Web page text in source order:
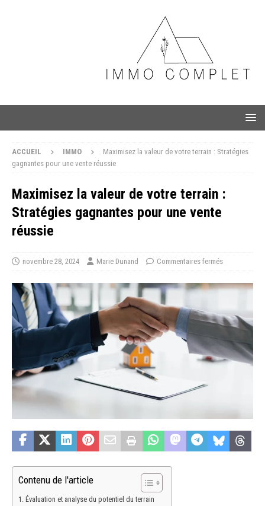
ACCUEIL IMMO
Maximisez la valeur de votre terrain : Stratégies
gagnantes pour une vente réussie
Maximisez la valeur de votre terrain :
Stratégies gagnantes pour une vente
réussie
novembre 28, 2024 Marie Dunand Commentaires fermés
Contenu de l'article
Évaluation et analyse du potentiel du terrain